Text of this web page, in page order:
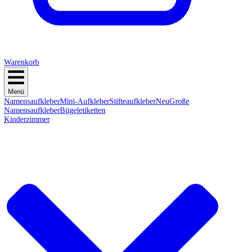
Warenkorb
Menü
NamensaufkleberMini-AufkleberStifteaufkleberNeuGroße
NamensaufkleberBügeletiketten
Kinderzimmer